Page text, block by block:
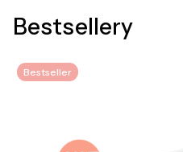
Bestsellery
Bestseller